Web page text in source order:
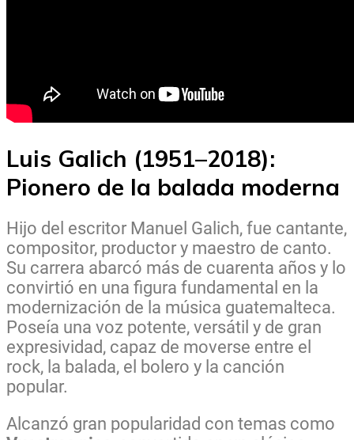
Luis Galich (1951–2018):
Pionero de la balada moderna
Hijo del escritor Manuel Galich, fue cantante,
compositor, productor y maestro de canto.
Su carrera abarcó más de cuarenta años y lo
convirtió en una figura fundamental en la
modernización de la música guatemalteca.
Poseía una voz potente, versátil y de gran
expresividad, capaz de moverse entre el
rock, la balada, el bolero y la canción
popular.
Alcanzó gran popularidad con temas como